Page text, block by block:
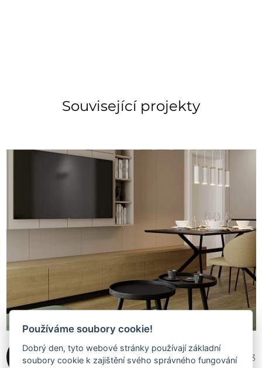
Související projekty
MP studio / Ing. arch.
Michaela Nestor
1 136 483
Používáme soubory cookie!
Dobrý den, tyto webové stránky používají základní
soubory cookie k zajištění svého správného fungování